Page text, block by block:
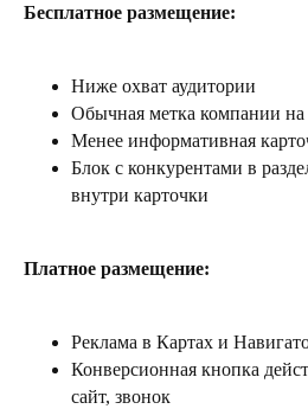
Бесплатное размещение:
Ниже охват аудитории
Обычная метка компании на
Менее информативная
Блок с конкурентами в
внутри карточки
Платное размещение:
Реклама в Картах и
Конверсионная кнопка
сайт, звонок